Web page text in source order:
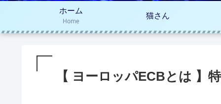
ホーム
Home
猫さん
【 ヨーロッパECBとは 】